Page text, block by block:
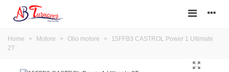
Home > Motore > Olio motore >
15FFB3 CASTROL Power 1 Ultimate
2T